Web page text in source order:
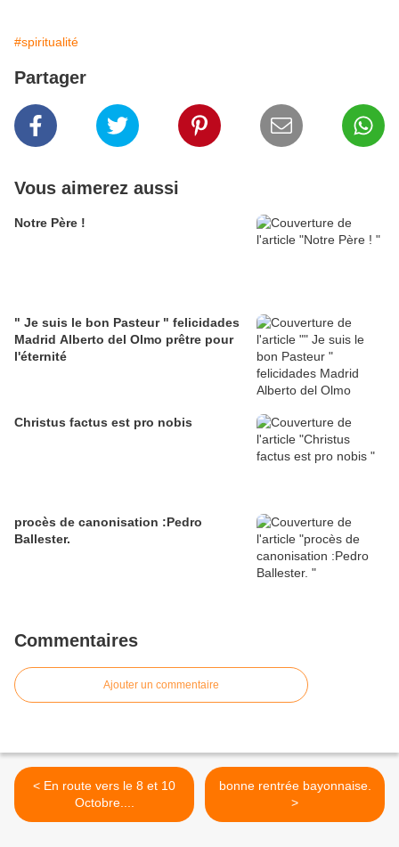
#spiritualité
Partager
Vous aimerez aussi
Notre Père !
" Je suis le bon Pasteur " felicidades
Madrid Alberto del Olmo prêtre pour
l'éternité
Christus factus est pro nobis
procès de canonisation :Pedro
Ballester.
Commentaires
Ajouter un commentaire
< En route vers le 8 et 10
Octobre....
bonne rentrée bayonnaise.
>